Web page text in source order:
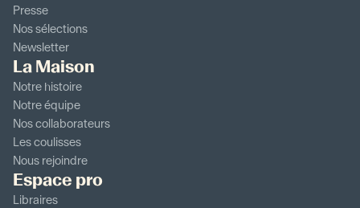
Presse
Nos sélections
Newsletter
La Maison
Notre histoire
Notre équipe
Nos collaborateurs
Les coulisses
Nous rejoindre
Espace pro
Libraires